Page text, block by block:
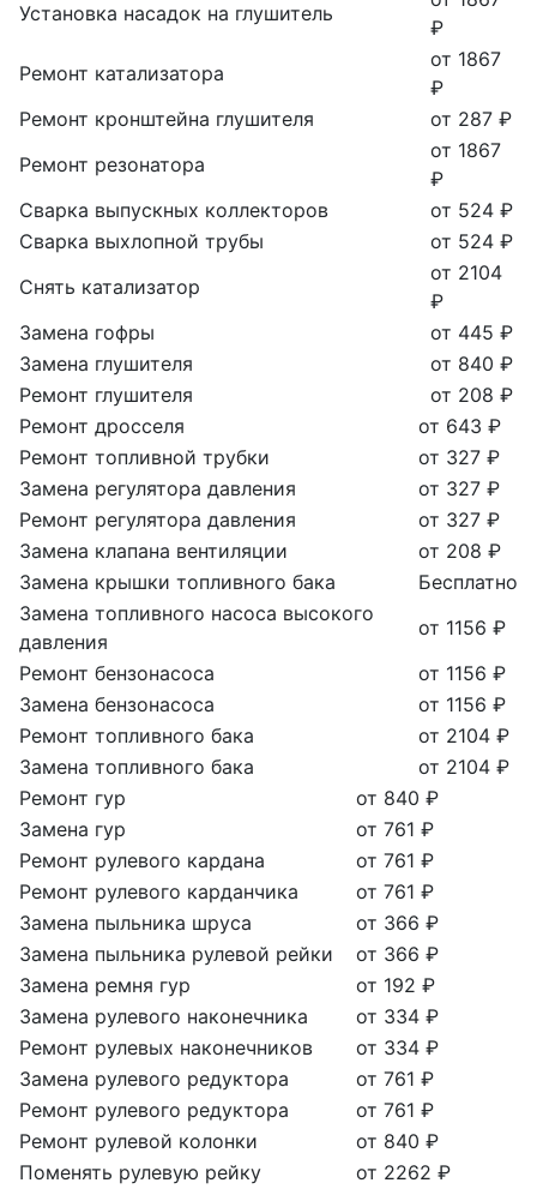
Установка насадок на глушитель
₽
Ремонт катализатора
от 1867
₽
Ремонт кронштейна глушителя
от 287 ₽
Ремонт резонатора
от 1867
₽
Сварка выпускных коллекторов
от 524 ₽
Сварка выхлопной трубы
от 524 ₽
Снять катализатор
от 2104
₽
Замена гофры
от 445 ₽
Замена глушителя
от 840 ₽
Ремонт глушителя
от 208 ₽
Ремонт дросселя
от 643 ₽
Ремонт топливной трубки
от 327 ₽
Замена регулятора давления
от 327 ₽
Ремонт регулятора давления
от 327 ₽
Замена клапана вентиляции
от 208 ₽
Замена крышки топливного бака
Бесплатно
Замена топливного насоса высокого
давления
от 1156 ₽
Ремонт бензонасоса
от 1156 ₽
Замена бензонасоса
от 1156 ₽
Ремонт топливного бака
от 2104 ₽
Замена топливного бака
от 2104 ₽
Ремонт гур
от 840 ₽
Замена гур
от 761 ₽
Ремонт рулевого кардана
от 761 ₽
Ремонт рулевого карданчика
от 761 ₽
Замена пыльника шруса
от 366 ₽
Замена пыльника рулевой рейки
от 366 ₽
Замена ремня гур
от 192 ₽
Замена рулевого наконечника
от 334 ₽
Ремонт рулевых наконечников
от 334 ₽
Замена рулевого редуктора
от 761 ₽
Ремонт рулевого редуктора
от 761 ₽
Ремонт рулевой колонки
от 840 ₽
Поменять рулевую рейку
от 2262 ₽